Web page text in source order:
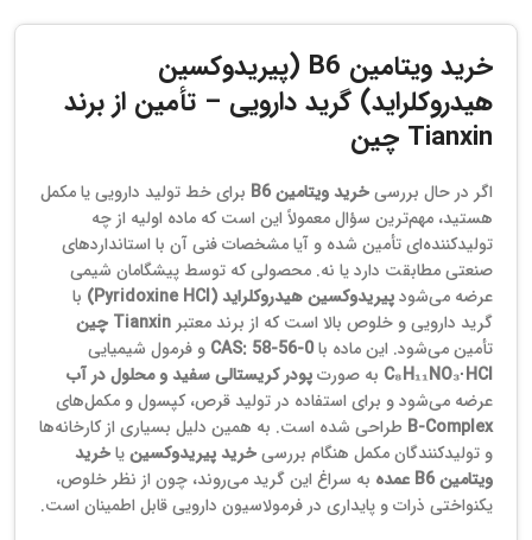
خرید ویتامین B6 (پیریدوکسین
هیدروکلراید) گرید دارویی – تأمین از برند
Tianxin چین
اگر در حال بررسیخرید ویتامین B6
برای خط تولید دارویی یا مکمل
هستید، مهم‌ترین سؤال معمولاً این است که ماده اولیه از چه
تولیدکننده‌ای تأمین شده و آیا مشخصات فنی آن با استانداردهای
صنعتی مطابقت دارد یا نه. محصولی که توسط پیشگامان شیمی
عرضه می‌شودپیریدوکسین هیدروکلراید (Pyridoxine HCl)
با
گرید دارویی و خلوص بالا است که از برند معتبر Tianxin چین
تأمین می‌شود. این ماده باCAS: 58‑56‑0 و فرمول شیمیایی
C₈H₁₁NO₃·HCl به صورتپودر کریستالی سفید و محلول در آب
عرضه می‌شود و برای استفاده در تولید قرص، کپسول و مکمل‌های
B‑Complex طراحی شده است. به همین دلیل بسیاری از کارخانه‌ها
و تولیدکنندگان مکمل هنگام بررسیخرید پیریدوکسینیاخرید
ویتامین B6 عمده
به سراغ این گرید می‌روند، چون از نظر خلوص،
یکنواختی ذرات و پایداری در فرمولاسیون دارویی قابل اطمینان است.